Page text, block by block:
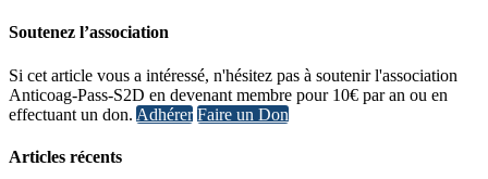
Soutenez l’association
Si cet article vous a intéressé, n'hésitez pas à soutenir l'association
Anticoag-Pass-S2D en devenant membre pour 10€ par an ou en
effectuant un don. Adhérer Faire un Don
Articles récents